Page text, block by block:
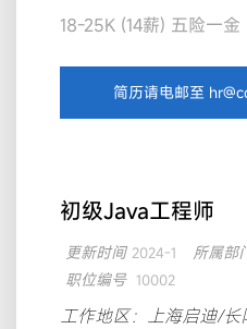
18-25K (14薪) 五险一金
简历请电邮至
初级Java工程师
更新时间 2024-1 所属部
职位编号 10002
工作地区：上海启迪/长